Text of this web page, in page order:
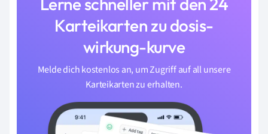
Karteikarten zu dosis-
wirkung-kurve
Melde dich kostenlos an, um Zugriff auf all unsere
Karteikarten zu erhalten.